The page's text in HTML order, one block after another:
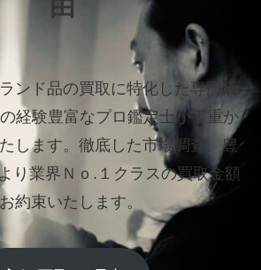
由
ンド品の買取に特化した専門店
経験豊富なプロ鑑定士が丁重か
します。 徹底した市場調査、豊
り業界Ｎｏ.１クラスの買取金額
約束いたします。